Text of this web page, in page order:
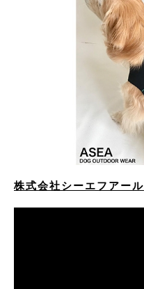
株式会社シーエフアール